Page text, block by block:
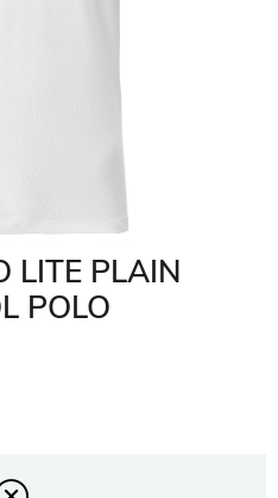
LITE PLAIN
POLO